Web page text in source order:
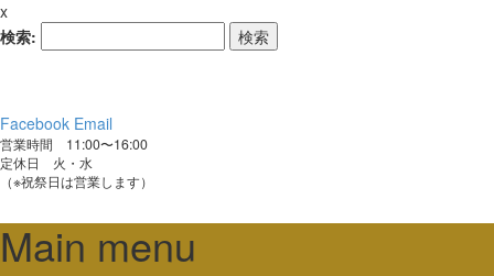
x
検索:
Facebook Email
営業時間 11:00〜16:00
定休日 火・水
（※祝祭日は営業します）
Main menu